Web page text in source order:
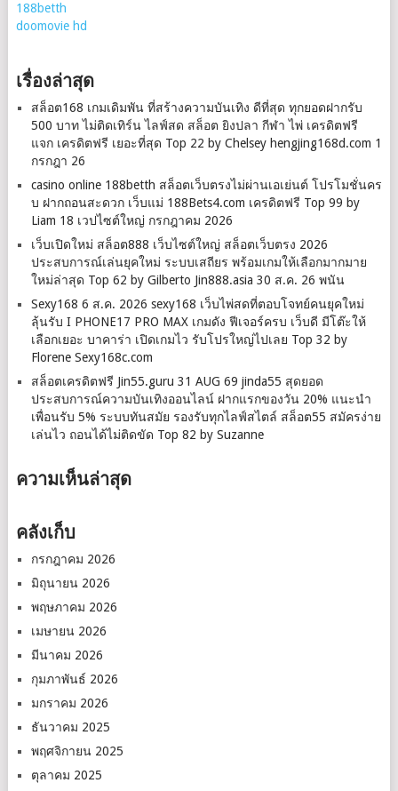
188betth
doomovie hd
เรื่องล่าสุด
สล็อต168 เกมเดิมพัน ที่สร้างความบันเทิง ดีที่สุด ทุกยอดฝากรับ
500 บาท ไม่ติดเทิร์น ไลฟ์สด สล็อต ยิงปลา กีฬา ไพ่ เครดิตฟรี
แจก เครดิตฟรี เยอะที่สุด Top 22 by Chelsey hengjing168d.com 1
กรกฎา 26
casino online 188betth สล็อตเว็บตรงไม่ผ่านเอเย่นต์ โปรโมชั่นคร
บ ฝากถอนสะดวก เว็บแม่ 188Bets4.com เครดิตฟรี Top 99 by
Liam 18 เวปไซต์ใหญ่ กรกฎาคม 2026
เว็บเปิดใหม่ สล็อต888 เว็บไซต์ใหญ่ สล็อตเว็บตรง 2026
ประสบการณ์เล่นยุคใหม่ ระบบเสถียร พร้อมเกมให้เลือกมากมาย
ใหม่ล่าสุด Top 62 by Gilberto Jin888.asia 30 ส.ค. 26 พนัน
Sexy168 6 ส.ค. 2026 sexy168 เว็บไพ่สดที่ตอบโจทย์คนยุคใหม่
ลุ้นรับ I PHONE17 PRO MAX เกมดัง ฟีเจอร์ครบ เว็บดี มีโต๊ะให้
เลือกเยอะ บาคาร่า เปิดเกมไว รับโปรใหญ่ไปเลย Top 32 by
Florene Sexy168c.com
สล็อตเครดิตฟรี Jin55.guru 31 AUG 69 jinda55 สุดยอด
ประสบการณ์ความบันเทิงออนไลน์ ฝากแรกของวัน 20% แนะนำ
เพื่อนรับ 5% ระบบทันสมัย รองรับทุกไลฟ์สไตล์ สล็อต55 สมัครง่าย
เล่นไว ถอนได้ไม่ติดขัด Top 82 by Suzanne
ความเห็นล่าสุด
คลังเก็บ
กรกฎาคม 2026
มิถุนายน 2026
พฤษภาคม 2026
เมษายน 2026
มีนาคม 2026
กุมภาพันธ์ 2026
มกราคม 2026
ธันวาคม 2025
พฤศจิกายน 2025
ตุลาคม 2025